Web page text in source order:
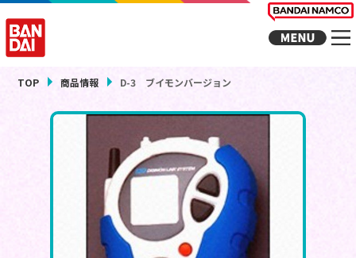
TOP 商品情報 D-3 ブイモンバージョン